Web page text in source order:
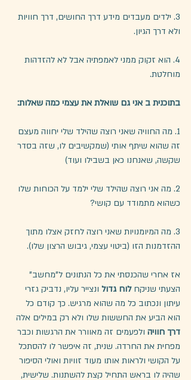
3. ילדים מעבדים מידע דרך החושים, דרך חוויות
ולא דרך הגיון.
4. הוא זקוק ממני לאמפתיה אבל לא להזדהות
מוחלטת.
בתוכנית ב אני גם שואלת את עצמי כמה שאלות:
1. מה החוויה שאני רוצה שהילד שלי יחווה מעצם
זה שהוא שיתף אותי (שמקשיבים לו, שזה בסדר
שקשה, שאנחנו כאן בשבילו ועוד)
2. מה אני רוצה שהילד שלי ילמד על הכוחות שלו
כשהוא מתמודד עם קושי?
3. מה המיומנויות שאני רוצה לחזק אצלו מתוך
ההזדמנות הזו (ביטוי עצמי, גיבוש הרצון שלו).
אז אחרי שהכנסתי את כל הנתונים ל"מחשב"
הצעתי שניקח לוח גדול ונצייר עליו, נדביק גזרי
עיתון ונכתוב כל מה שהוא מרגיש. כך קודם כל
הוא הביע את החששות שלו ולא רק במילים אלה
דרך חוויה ולפעמים זה מאוורר את הרגשות וכבר
מפחית את החרדה. שנית, זה איפשר לו להסתכל
על הקושי ולראות אותו מעוד זוויות ואולי הסיפור
שהיה לו בראש התחיל קצת להשתנות. שלישית,